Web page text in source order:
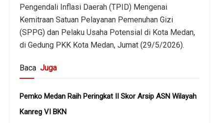
Pengendali Inflasi Daerah (TPID) Mengenai
Kemitraan Satuan Pelayanan Pemenuhan Gizi
(SPPG) dan Pelaku Usaha Potensial di Kota Medan,
di Gedung PKK Kota Medan, Jumat (29/5/2026).
Baca Juga
Pemko Medan Raih Peringkat II Skor Arsip ASN Wilayah
Kanreg VI BKN